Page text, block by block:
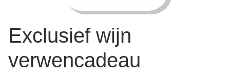
Exclusief wijn
verwencadeau